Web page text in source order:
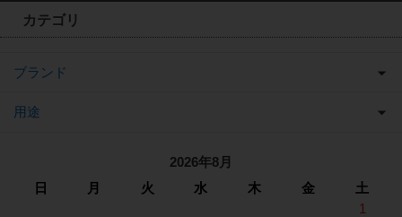
カテゴリ
ブランド
用途
2026年8月
日
月 火 水 木 金
土
1